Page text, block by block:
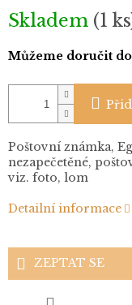
Měrná
cena:
Skladem (1
Můžeme doručit
Poštovní známka,
nezapečetěné,
viz. foto, lom
Detailní informace
ZEPTAT SE